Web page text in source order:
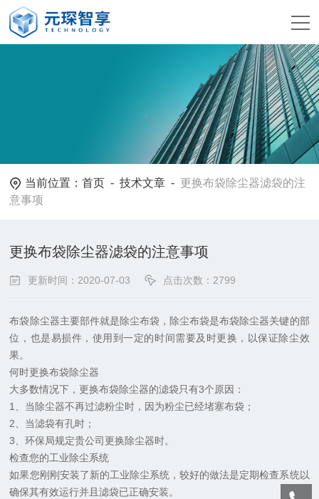
当前位置：首页 -技术文章 - 更换布袋除尘器滤袋的注
意事项
更换布袋除尘器滤袋的注意事项
更新时间：2020-07-03 点击次数：2799
布袋除尘器主要部件就是除尘布袋，除尘布袋是布袋除尘器关键的部
位，也是易损件，使用到一定的时间需要及时更换，以保证除尘效
果。
何时更换布袋除尘器
大多数情况下，更换布袋除尘器的滤袋只有3个原因：
1、当除尘器不再过滤粉尘时，因为粉尘已经堵塞布袋；
2、当滤袋有孔时；
3、环保局规定贵公司更换除尘器时。
检查您的工业除尘系统
如果您刚刚安装了新的工业除尘系统，较好的做法是定期检查系统以
确保其有效运行并且滤袋已正确安装。